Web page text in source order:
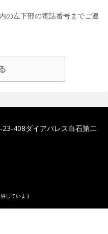
の左下部の電話番号までご連
408ダイアパレス白石第二
しています